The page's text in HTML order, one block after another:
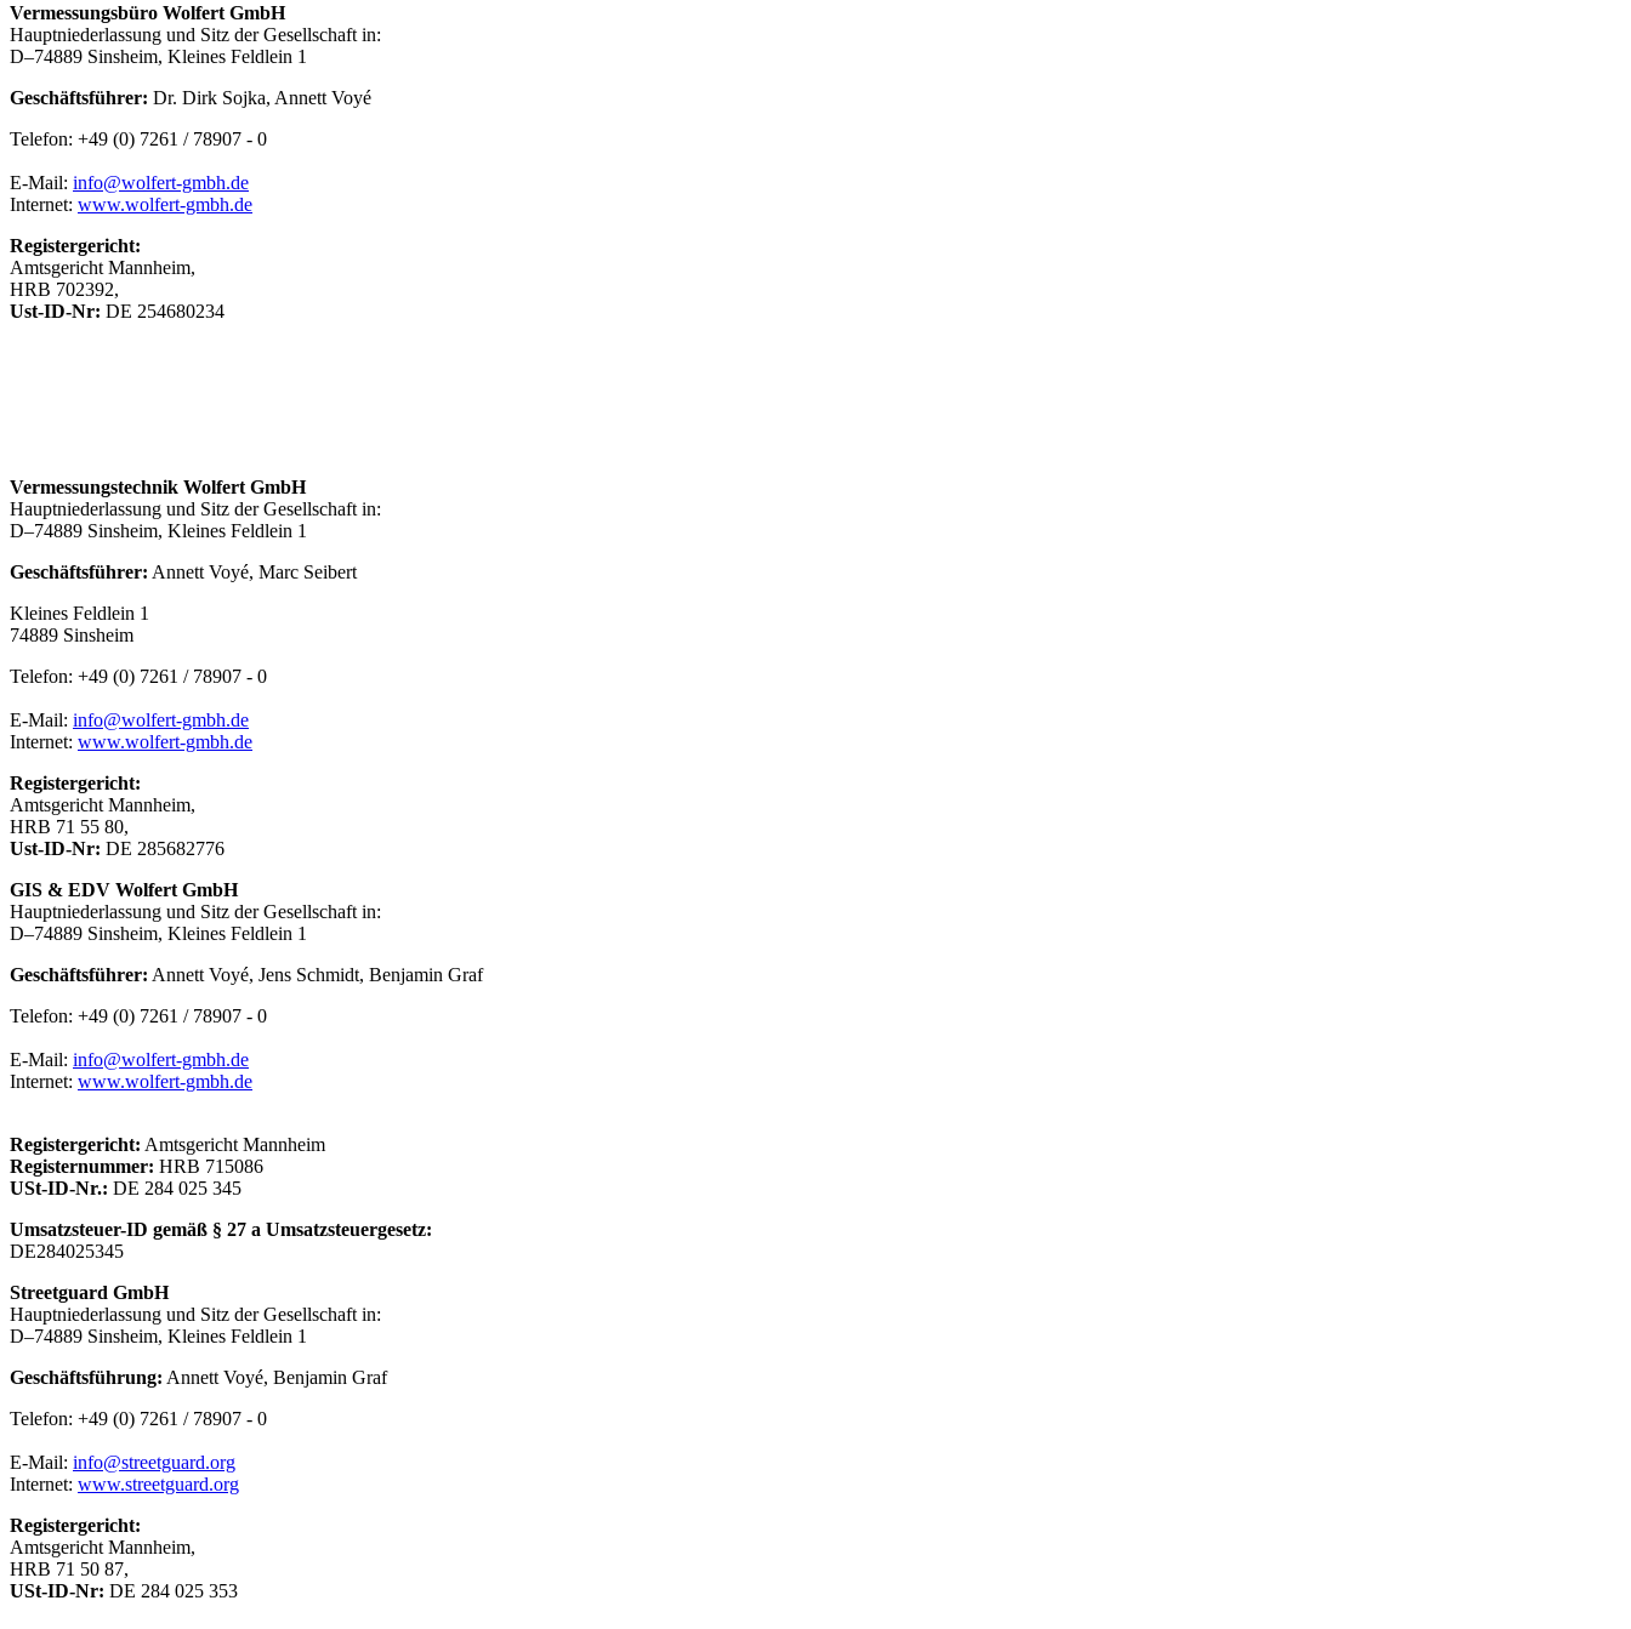
Vermessungsbüro Wolfert GmbH
Hauptniederlassung und Sitz der Gesellschaft in:
D–74889 Sinsheim, Kleines Feldlein 1
Geschäftsführer: Dr. Dirk Sojka, Annett Voyé
Telefon: +49 (0) 7261 / 78907 - 0
E-Mail: info@wolfert-gmbh.de
Internet: www.wolfert-gmbh.de
Registergericht:
Amtsgericht Mannheim,
HRB 702392,
Ust-ID-Nr: DE 254680234
Vermessungstechnik Wolfert GmbH
Hauptniederlassung und Sitz der Gesellschaft in:
D–74889 Sinsheim, Kleines Feldlein 1
Geschäftsführer: Annett Voyé, Marc Seibert
Kleines Feldlein 1
74889 Sinsheim
Telefon: +49 (0) 7261 / 78907 - 0
E-Mail: info@wolfert-gmbh.de
Internet: www.wolfert-gmbh.de
Registergericht:
Amtsgericht Mannheim,
HRB 71 55 80,
Ust-ID-Nr: DE 285682776
GIS & EDV Wolfert GmbH
Hauptniederlassung und Sitz der Gesellschaft in:
D–74889 Sinsheim, Kleines Feldlein 1
Geschäftsführer: Annett Voyé, Jens Schmidt, Benjamin Graf
Telefon: +49 (0) 7261 / 78907 - 0
E-Mail: info@wolfert-gmbh.de
Internet: www.wolfert-gmbh.de
Registergericht: Amtsgericht Mannheim
Registernummer: HRB 715086
USt-ID-Nr.: DE 284 025 345
Umsatzsteuer-ID gemäß § 27 a Umsatzsteuergesetz:
DE284025345
Streetguard GmbH
Hauptniederlassung und Sitz der Gesellschaft in:
D–74889 Sinsheim, Kleines Feldlein 1
Geschäftsführung: Annett Voyé, Benjamin Graf
Telefon: +49 (0) 7261 / 78907 - 0
E-Mail: info@streetguard.org
Internet: www.streetguard.org
Registergericht:
Amtsgericht Mannheim,
HRB 71 50 87,
USt-ID-Nr: DE 284 025 353